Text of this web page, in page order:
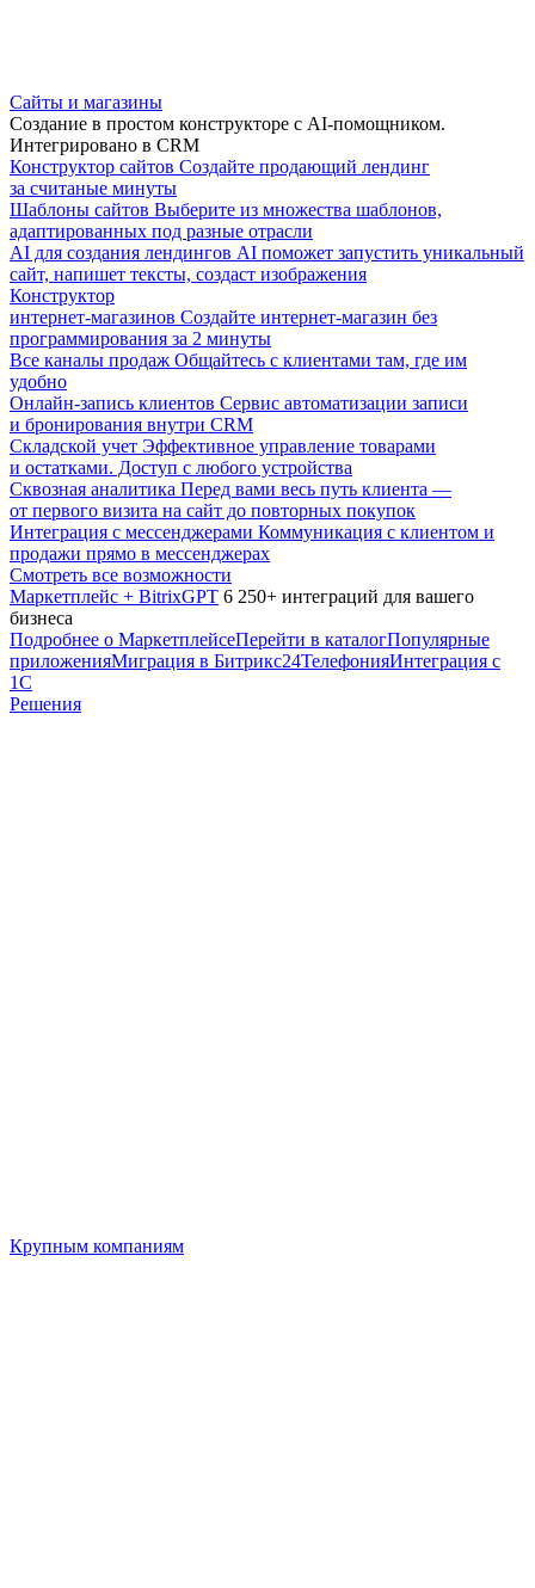
Сайты и магазины
Создание в простом конструкторе с AI-помощником.
Интегрировано в CRM
Конструктор сайтов Создайте продающий лендинг
за считаные минуты
Шаблоны сайтов Выберите из множества шаблонов,
адаптированных под разные отрасли
AI для создания лендингов AI поможет запустить уникальный
сайт, напишет тексты, создаст изображения
Конструктор
интернет-магазинов Создайте интернет-магазин без
программирования за 2 минуты
Все каналы продаж Общайтесь с клиентами там, где им
удобно
Онлайн-запись клиентов Сервис автоматизации записи
и бронирования внутри CRM
Складской учет Эффективное управление товарами
и остатками. Доступ с любого устройства
Сквозная аналитика Перед вами весь путь клиента —
от первого визита на сайт до повторных покупок
Интеграция с мессенджерами Коммуникация с клиентом и
продажи прямо в мессенджерах
Смотреть все возможности
Маркетплейс + BitrixGPT 6 250+ интеграций для вашего
бизнеса
Подробнее о МаркетплейсеПерейти в каталогПопулярные
приложенияМиграция в Битрикс24ТелефонияИнтеграция с
1С
Решения
Крупным компаниям